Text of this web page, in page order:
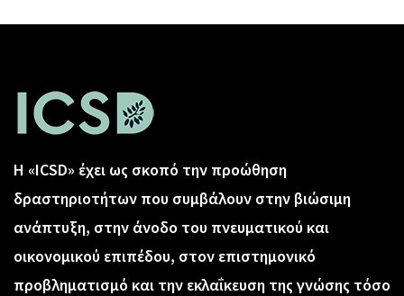
Η «ICSD» έχει ως σκοπό την προώθηση
δραστηριοτήτων που συμβάλουν στην βιώσιμη
ανάπτυξη, στην άνοδο του πνευματικού και
οικονομικού επιπέδου, στον επιστημονικό
προβληματισμό και την εκλαΐκευση της γνώσης τόσο